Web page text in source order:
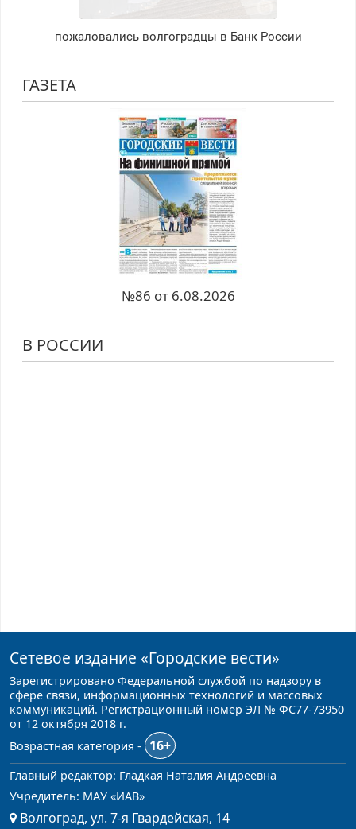
пожаловались волгоградцы в Банк России
ГАЗЕТА
№86 от 6.08.2026
В РОССИИ
Сетевое издание «Городские вести»
Зарегистрировано Федеральной службой по надзору в
сфере связи, информационных технологий и массовых
коммуникаций. Регистрационный номер ЭЛ № ФС77-73950
от 12 октября 2018 г.
Возрастная категория -
16+
Главный редактор: Гладкая Наталия Андреевна
Учредитель: МАУ «ИАВ»
Волгоград, ул. 7-я Гвардейская, 14